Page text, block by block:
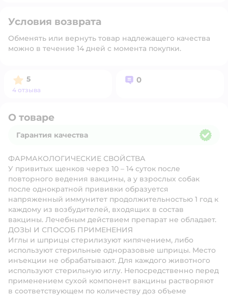
Условия возврата
Обменять или вернуть товар надлежащего качества
можно в течение 14 дней с момента покупки.
Рейтинг:
5
4 отзыва
Вопросов:
0
О товаре
Гарантия качества
ФАРМАКОЛОГИЧЕСКИЕ СВОЙСТВА
У привитых щенков через 10 – 14 суток после
повторного ведения вакцины, а у взрослых собак
после однократной прививки образуется
напряженный иммунитет продолжительностью 1 год к
каждому из возбудителей, входящих в состав
вакцины. Лечебным действием препарат не обладает.
ДОЗЫ И СПОСОБ ПРИМЕНЕНИЯ
Иглы и шприцы стерилизуют кипячением, либо
используют стерильные одноразовые шприцы. Место
инъекции не обрабатывают. Для каждого животного
используют стерильную иглу. Непосредственно перед
применением сухой компонент вакцины растворяют
в соответствующем по количеству доз объеме